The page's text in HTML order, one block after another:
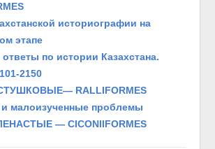
историографии на
этапе
по истории Казахстана.
2150
RALLIFORMES
и малоизученные проблемы
— CICONIIFORMES